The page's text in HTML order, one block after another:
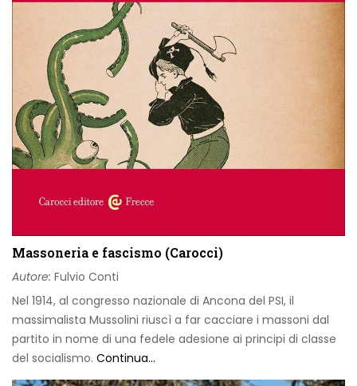
Massoneria e fascismo (Carocci)
Autore: Fulvio Conti
Nel 1914, al congresso nazionale di Ancona del PSI, il
massimalista Mussolini riuscì a far cacciare i massoni dal
partito in nome di una fedele adesione ai principi di classe
del socialismo. Continua...